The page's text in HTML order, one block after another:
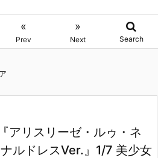
«
Prev
»
Next Search
アリスリーゼ・ルゥ・ネ
ルドレスVer.』1/7 美少女